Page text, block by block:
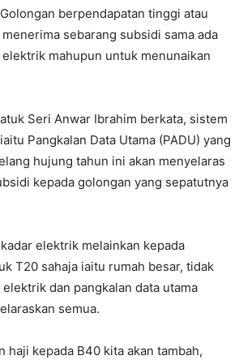
berpendapatan tinggi atau
sebarang subsidi sama ada
mahupun untuk menunaikan
Seri Anwar Ibrahim berkata, sistem
Pangkalan Data Utama (PADU) yang
hujung tahun ini akan menyelaras
kepada golongan yang sepatutnya
elektrik melainkan kepada
T20 sahaja iaitu rumah besar, tidak
dan pangkalan data utama
semua.
haji kepada B40 kita akan tambah,